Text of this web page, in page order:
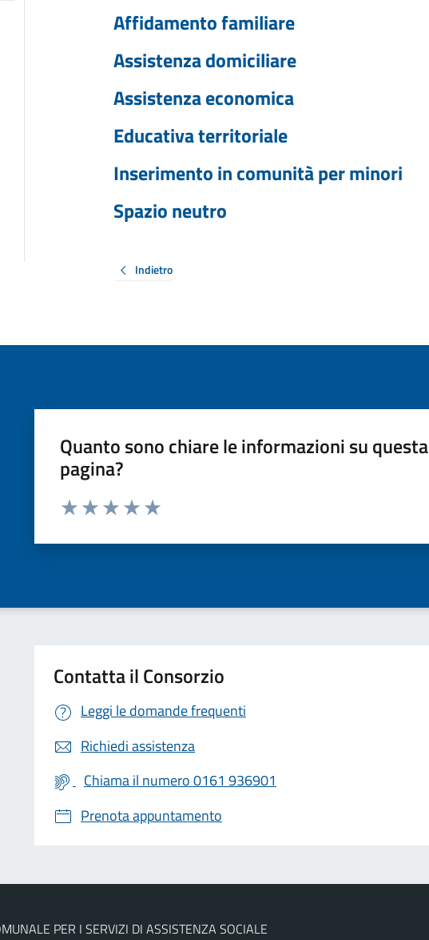
Affidamento familiare
Assistenza domiciliare
Assistenza economica
Educativa territoriale
Inserimento in comunità per minori
Spazio neutro
Indietro
Quanto sono chiare le informazioni su questa
pagina?
Valuta da 1 a 5 stelle la pagina
Contatta il Consorzio
Leggi le domande frequenti
Richiedi assistenza
Chiama il numero 0161 936901
Prenota appuntamento
PER I SERVIZI DI ASSISTENZA SOCIALE